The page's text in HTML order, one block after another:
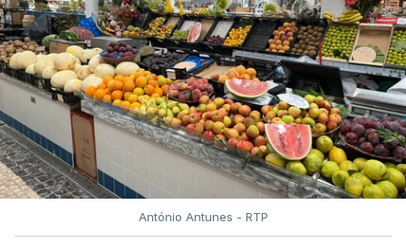
António Antunes - RTP